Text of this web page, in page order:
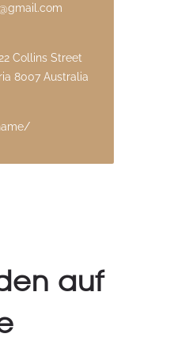
Collins Street
8007 Australia
auf